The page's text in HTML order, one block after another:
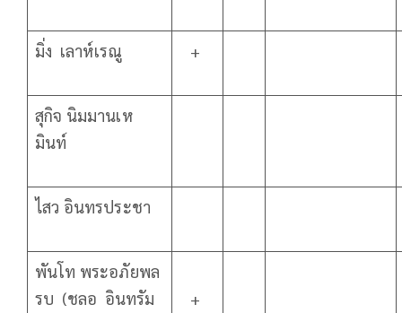
มิ่ง เลาห์เรณู +
สุกิจ นิมมานเห
มินท์
ไสว อินทรประชา
พันโท พระอภัยพล
รบ (ชลอ อินทรัม
+